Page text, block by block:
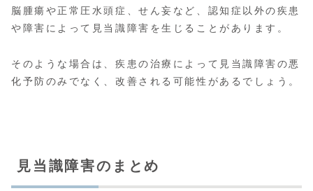
脳腫瘍や正常圧水頭症、せん妄など、認知症以外の疾患
や障害によって見当識障害を生じることがあります。
そのような場合は、疾患の治療によって見当識障害の悪
化予防のみでなく、改善される可能性があるでしょう。
見当識障害のまとめ